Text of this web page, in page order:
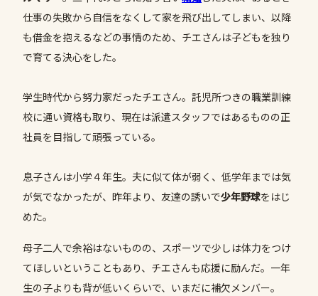
仕事の失敗から自信をなくして家を飛び出してしまい、以降
も借金を抱えるなどの事情のため、チエさんは子どもを独り
で育てる決心をした。
学生時代から努力家だったチエさん。託児所つきの職業訓練
校に通い資格も取り、現在は派遣スタッフではあるものの正
社員を目指して頑張っている。
息子さんは小学４年生。夫に似て体が弱く、低学年までは気
が気でなかったが、昨年より、友達の誘いで少年野球をはじ
めた。
母子二人で余裕はないものの、スポーツで少しは体力をつけ
てほしいということもあり、チエさんも応援に励んだ。一年
生の子よりも背が低いくらいで、いまだに補欠メンバー。